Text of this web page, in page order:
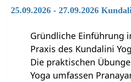
25.09.2026 - 27.09.2026
Gründliche Einführung
Praxis des Kundalini
Die praktischen
Yoga umfassen